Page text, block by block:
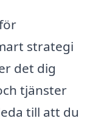
strategi
det dig
tjänster
till att du